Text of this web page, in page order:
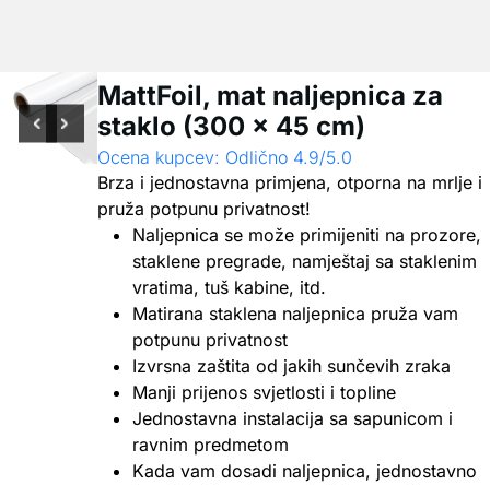
MattFoil, mat naljepnica za
staklo (300 x 45 cm)
Ocena kupcev: Odlično 4.9/5.0
Brza i jednostavna primjena, otporna na mrlje i
pruža potpunu privatnost!
Naljepnica se može primijeniti na prozore,
staklene pregrade, namještaj sa staklenim
vratima, tuš kabine, itd.
Matirana staklena naljepnica pruža vam
potpunu privatnost
Izvrsna zaštita od jakih sunčevih zraka
Manji prijenos svjetlosti i topline
Jednostavna instalacija sa sapunicom i
ravnim predmetom
Kada vam dosadi naljepnica, jednostavno